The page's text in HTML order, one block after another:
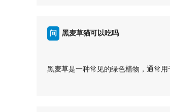
的规律，两者生活方式不同，不会频繁
从生态习性和行为特征来看，黄鼠狼
问 黑麦草猫可以吃吗
黑麦草是一种常见的绿色植物，通常